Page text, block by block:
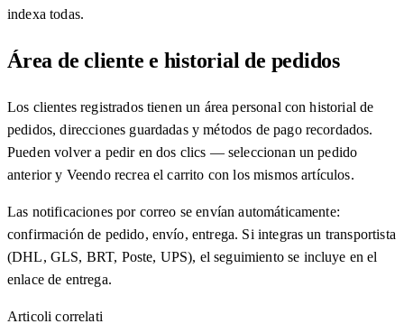
indexa todas.
Área de cliente e historial de pedidos
Los clientes registrados tienen un área personal con historial de
pedidos, direcciones guardadas y métodos de pago recordados.
Pueden volver a pedir en dos clics — seleccionan un pedido
anterior y Veendo recrea el carrito con los mismos artículos.
Las notificaciones por correo se envían automáticamente:
confirmación de pedido, envío, entrega. Si integras un transportista
(DHL, GLS, BRT, Poste, UPS), el seguimiento se incluye en el
enlace de entrega.
Articoli correlati